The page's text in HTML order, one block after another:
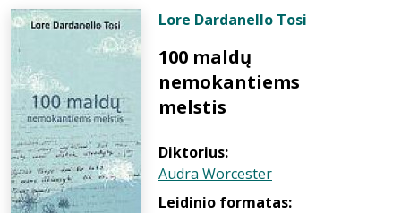
Lore Dardanello Tosi
100 maldų
nemokantiems
melstis
Diktorius:
Audra Worcester
Leidinio formatas: